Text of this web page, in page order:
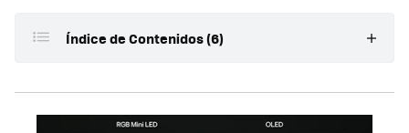
Índice de Contenidos (6)